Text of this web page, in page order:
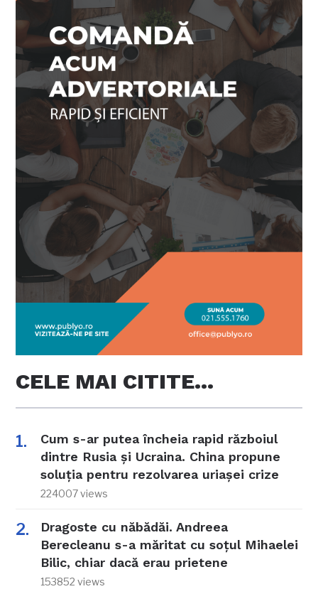
CELE MAI CITITE…
Cum s-ar putea încheia rapid războiul
dintre Rusia și Ucraina. China propune
soluția pentru rezolvarea uriașei crize
224007 views
Dragoste cu năbădăi. Andreea
Berecleanu s-a măritat cu soțul Mihaelei
Bilic, chiar dacă erau prietene
153852 views